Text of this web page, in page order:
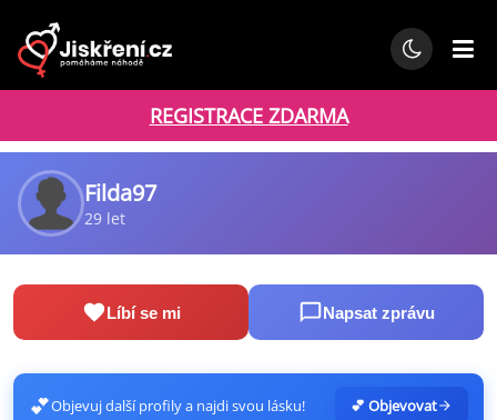
REGISTRACE ZDARMA
Filda97
29 let
Líbí se mi Napsat zprávu
💕Objevuj další profily a najdi svou lásku! 💕 Objevovat